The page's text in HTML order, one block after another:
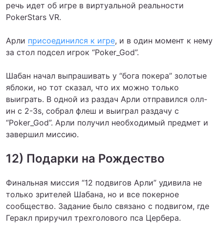
речь идет об игре в виртуальной реальности
PokerStars VR.
Арли присоединился к игре, и в один момент к нему
за стол подсел игрок “Poker_God”.
Шабан начал выпрашивать у “бога покера” золотые
яблоки, но тот сказал, что их можно только
выиграть. В одной из раздач Арли отправился олл-
ин с 2-3s, собрал флеш и выиграл раздачу с
“Poker_God”. Арли получил необходимый предмет и
завершил миссию.
12) Подарки на Рождество
Финальная миссия “12 подвигов Арли” удивила не
только зрителей Шабана, но и все покерное
сообщество. Задание было связано с подвигом, где
Геракл приручил трехголового пса Цербера.